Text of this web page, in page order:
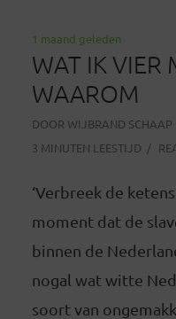
1 maand geleden
WAT IK VIER
WAAROM
DOOR WIJBRAND SCHAAP
3 MINUTEN LEESTIJD
‘Verbreek de
moment dat de
binnen de
nogal wat witte
soort van